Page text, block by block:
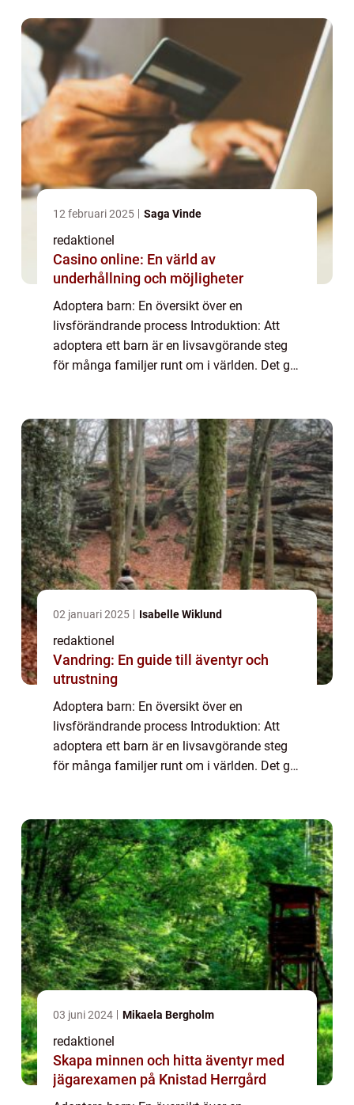
12 februari 2025 Saga Vinde
redaktionel
Casino online: En värld av
underhållning och möjligheter
Adoptera barn: En översikt över en
livsförändrande process Introduktion: Att
adoptera ett barn är en livsavgörande steg
för många familjer runt om i världen. Det ger
02 januari 2025 Isabelle Wiklund
redaktionel
Vandring: En guide till äventyr och
utrustning
Adoptera barn: En översikt över en
livsförändrande process Introduktion: Att
adoptera ett barn är en livsavgörande steg
för många familjer runt om i världen. Det ger
03 juni 2024 Mikaela Bergholm
redaktionel
Skapa minnen och hitta äventyr med
jägarexamen på Knistad Herrgård